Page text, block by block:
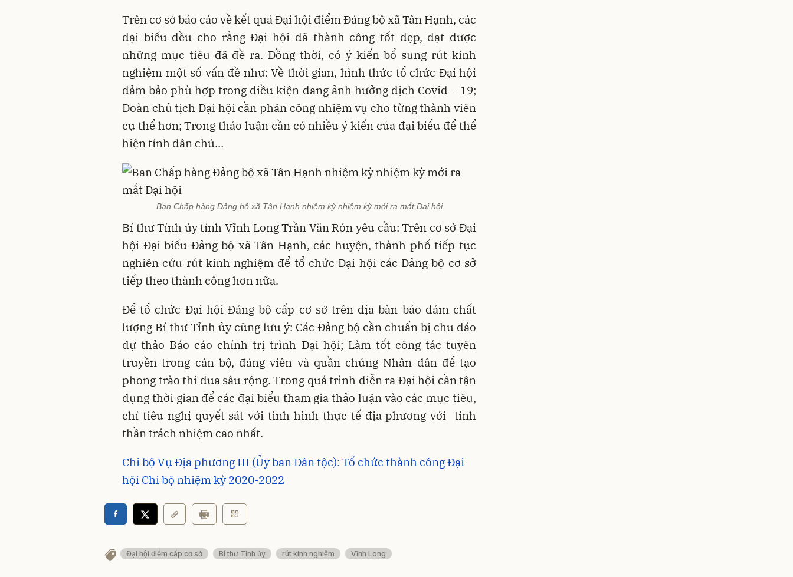
Trên cơ sở báo cáo về kết quả Đại hội điểm Đảng bộ xã Tân Hạnh, các
đại biểu đều cho rằng Đại hội đã thành công tốt đẹp, đạt được
những mục tiêu đã đề ra. Đồng thời, có ý kiến bổ sung rút kinh
nghiệm một số vấn đề như: Về thời gian, hình thức tổ chức Đại hội
đảm bảo phù hợp trong điều kiện đang ảnh hưởng dịch Covid – 19;
Đoàn chủ tịch Đại hội cần phân công nhiệm vụ cho từng thành viên
cụ thể hơn; Trong thảo luận cần có nhiều ý kiến của đại biểu để thể
hiện tính dân chủ…
Ban Chấp hàng Đảng bộ xã Tân Hạnh nhiệm kỳ nhiệm kỳ mới ra mắt Đại hội
Bí thư Tỉnh ủy tỉnh Vĩnh Long Trần Văn Rón yêu cầu: Trên cơ sở Đại
hội Đại biểu Đảng bộ xã Tân Hạnh, các huyện, thành phố tiếp tục
nghiên cứu rút kinh nghiệm để tổ chức Đại hội các Đảng bộ cơ sở
tiếp theo thành công hơn nữa.
Để tổ chức Đại hội Đảng bộ cấp cơ sở trên địa bàn bảo đảm chất
lượng Bí thư Tỉnh ủy cũng lưu ý: Các Đảng bộ cần chuẩn bị chu đáo
dự thảo Báo cáo chính trị trình Đại hội; Làm tốt công tác tuyên
truyền trong cán bộ, đảng viên và quần chúng Nhân dân để tạo
phong trào thi đua sâu rộng. Trong quá trình diễn ra Đại hội cần tận
dụng thời gian để các đại biểu tham gia thảo luận vào các mục tiêu,
chỉ tiêu nghị quyết sát với tình hình thực tế địa phương với tinh
thần trách nhiệm cao nhất.
Chi bộ Vụ Địa phương III (Ủy ban Dân tộc): Tổ chức thành công Đại
hội Chi bộ nhiệm kỳ 2020-2022
Đại hội điểm cấp cơ sở Bí thư Tỉnh ủy rút kinh nghiệm Vĩnh Long